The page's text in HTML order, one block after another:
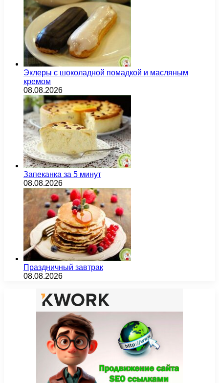
Эклеры с шоколадной помадкой и масляным
кремом
08.08.2026
Запеканка за 5 минут
08.08.2026
Праздничный завтрак
08.08.2026